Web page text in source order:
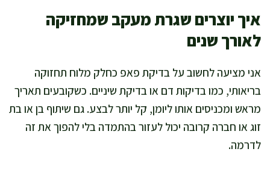
איך יוצרים שגרת מעקב שמחזיקה
לאורך שנים
אני מציעה לחשוב על בדיקת פאפ כחלק מלוח תחזוקה
בריאותי, כמו בדיקות דם או בדיקת שיניים. כשקובעים תאריך
מראש ומכניסים אותו ליומן, קל יותר לבצע. גם שיתוף בן או בת
זוג או חברה קרובה יכול לעזור בהתמדה בלי להפוך את זה
לדרמה.